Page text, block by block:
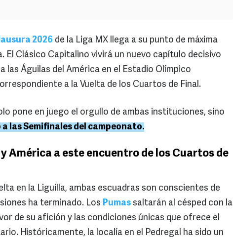
2026 de la Liga MX llega a su punto de máxima
El Clásico Capitalino vivirá un nuevo capítulo decisivo
las Águilas del América en el Estadio Olímpico
a la Vuelta de los Cuartos de Final.
pone en juego el orgullo de ambas instituciones, sino
las Semifinales del campeonato.
América a este encuentro de los Cuartos de
en la Liguilla, ambas escuadras son conscientes de
ha terminado. Los Pumas saltarán al césped con la
de su afición y las condiciones únicas que ofrece el
Históricamente, la localía en el Pedregal ha sido un